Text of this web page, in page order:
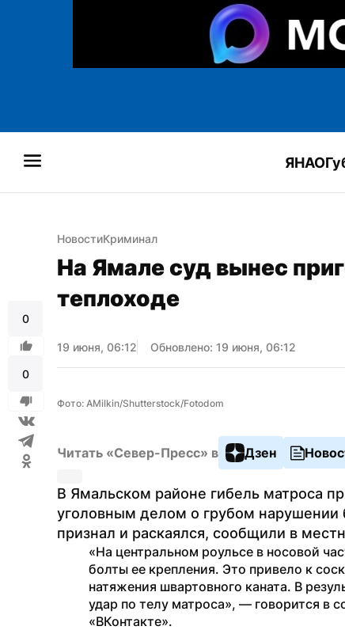
ЯНАО
0
0
НовостиКриминал
На Ямале суд вынес
теплоходе
19 июня, 06:12 Обновлено: 19 июня, 06:12
Фото: AMilkin/Shutterstock/Fotodom
Читать «Север-Пресс» в Дзен
В Ямальском районе гибель матроса
уголовным делом о грубом нарушении
признал и раскаялся, сообщили в
«На центральном роульсе в носовой
болты ее крепления. Это привело к
натяжения швартовного каната. В
удар по телу матроса», — говорится в
«ВКонтакте».